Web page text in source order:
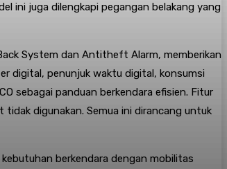
ini juga dilengkapi pegangan belakang yang
System dan Antitheft Alarm, memberikan
digital, penunjuk waktu digital, konsumsi
sebagai panduan berkendara efisien. Fitur
digunakan. Semua ini dirancang untuk
berkendara dengan mobilitas